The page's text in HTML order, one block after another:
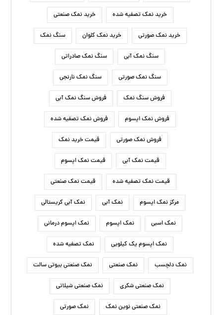
خرید نمک تصفیه شده خرید نمک صنعتی
خرید نمک صورتی خرید نمک کلوان سنگ نمک
سنگ نمک آبی سنگ نمک صادراتی
سنگ نمک صورتی سنگ نمک نارنجی
فروش سنگ نمک فروش سنگ نمک آبی
فروش نمک اپسوم فروش نمک تصفیه شده
فروش نمک صورتی قیمت خرید نمک
قیمت نمک آبی قیمت نمک اپسوم
قیمت نمک تصفیه شده قیمت نمک صنعتی
مرکز نمک اپسوم نمک آبی نمک آبی کریستالی
نمک اسبی نمک اپسوم نمک اپسوم درمانی
نمک اپسوم یک کیلویی نمک تصفیه شده
نمک دلچسب نمک صنعتی نمک صنعتی بیوتی سالت
نمک صنعتی شکری نمک صنعتی شیلاتی
نمک صنعتی نوین نمک نمک صورتی